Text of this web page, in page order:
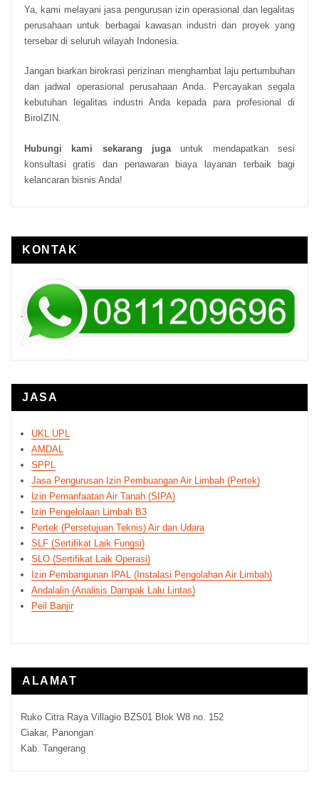
Ya, kami melayani jasa pengurusan izin operasional dan legalitas
perusahaan untuk berbagai kawasan industri dan proyek yang
tersebar di seluruh wilayah Indonesia.
Jangan biarkan birokrasi perizinan menghambat laju pertumbuhan
dan jadwal operasional perusahaan Anda. Percayakan segala
kebutuhan legalitas industri Anda kepada para profesional di
BiroIZIN.
Hubungi kami sekarang juga untuk mendapatkan sesi
konsultasi gratis dan penawaran biaya layanan terbaik bagi
kelancaran bisnis Anda!
Paginasi
KONTAK
JASA
UKL UPL
AMDAL
SPPL
Jasa Pengurusan Izin Pembuangan Air Limbah (Pertek)
Izin Pemanfaatan Air Tanah (SIPA)
Izin Pengelolaan Limbah B3
Pertek (Persetujuan Teknis) Air dan Udara
SLF (Sertifikat Laik Fungsi)
SLO (Sertifikat Laik Operasi)
Izin Pembangunan IPAL (Instalasi Pengolahan Air Limbah)
Andalalin (Analisis Dampak Lalu Lintas)
Peil Banjir
ALAMAT
Ruko Citra Raya Villagio BZS01 Blok W8 no. 152
Ciakar, Panongan
Kab. Tangerang